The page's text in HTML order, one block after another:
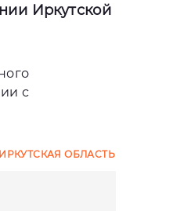
Иркутской
с
ОБЛАСТЬ